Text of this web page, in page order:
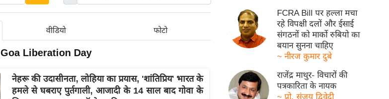
वीडियो फोटो
Goa Liberation Day
नेहरू की उदासीनता, लोहिया का प्रयास, 'शांतिप्रिय' भारत के
हमले से घबराए पुर्तगाली, आजादी के 14 साल बाद गोवा के
FCRA Bill पर हल्ला मचा
रहे विपक्षी दलों और ईसाई
संगठनों को मार्को रुबियो का
बयान सुनना चाहिए
~ नीरज कुमार दुबे
राजेंद्र माथुर- विचारों की
पत्रकारिता के नायक
~ प्रो. संजय द्विवेदी